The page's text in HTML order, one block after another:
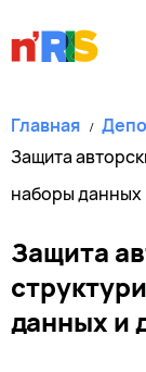
Главная
Защита
наборы данных
Защита
данных и